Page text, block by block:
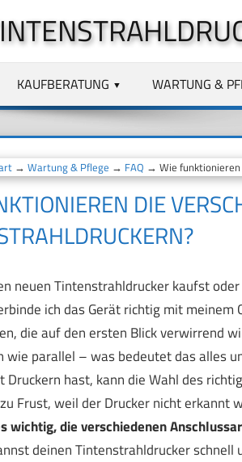
KAUFBERATUNG WARTUNG &
→ Wartung & Pflege → FAQ → Wie funktionieren
DIE
neuen Tintenstrahldrucker kaufst
ich das Gerät richtig mit
die auf den ersten Blick verwirrend
wie parallel – was bedeutet das alles
Druckern hast, kann die Wahl des
Frust, weil der Drucker nicht erkannt
wichtig, die verschiedenen
deinen Tintenstrahldrucker